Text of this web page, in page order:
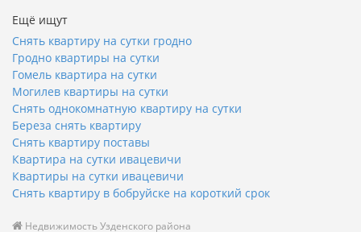
Ещё ищут
Снять квартиру на сутки гродно
Гродно квартиры на сутки
Гомель квартира на сутки
Могилев квартиры на сутки
Снять однокомнатную квартиру на сутки
Береза снять квартиру
Снять квартиру поставы
Квартира на сутки ивацевичи
Квартиры на сутки ивацевичи
Снять квартиру в бобруйске на короткий срок
Недвижимость Узденского района